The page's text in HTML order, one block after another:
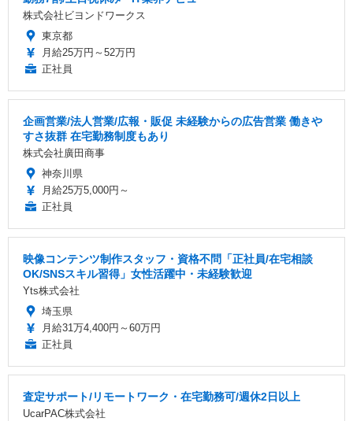
株式会社ビヨンドワークス
東京都
月給25万円～52万円
正社員
企画営業/法人営業/広報・販促 未経験からの広告営業 働きや
すさ抜群 在宅勤務制度もあり
株式会社廣田商事
神奈川県
月給25万5,000円～
正社員
映像コンテンツ制作スタッフ・資格不問「正社員/在宅相談
OK/SNSスキル習得」女性活躍中・未経験歓迎
Yts株式会社
埼玉県
月給31万4,400円～60万円
正社員
査定サポート/リモートワーク・在宅勤務可/週休2日以上
UcarPAC株式会社